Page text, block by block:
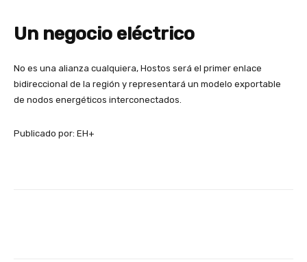
Un negocio eléctrico
No es una alianza cualquiera, Hostos será el primer enlace
bidireccional de la región y representará un modelo exportable
de nodos energéticos interconectados.
Publicado por: EH+